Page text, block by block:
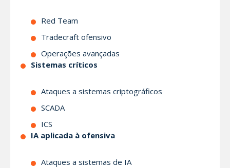
Red Team
Tradecraft ofensivo
Operações avançadas
Sistemas críticos
Ataques a sistemas criptográficos
SCADA
ICS
IA aplicada à ofensiva
Ataques a sistemas de IA